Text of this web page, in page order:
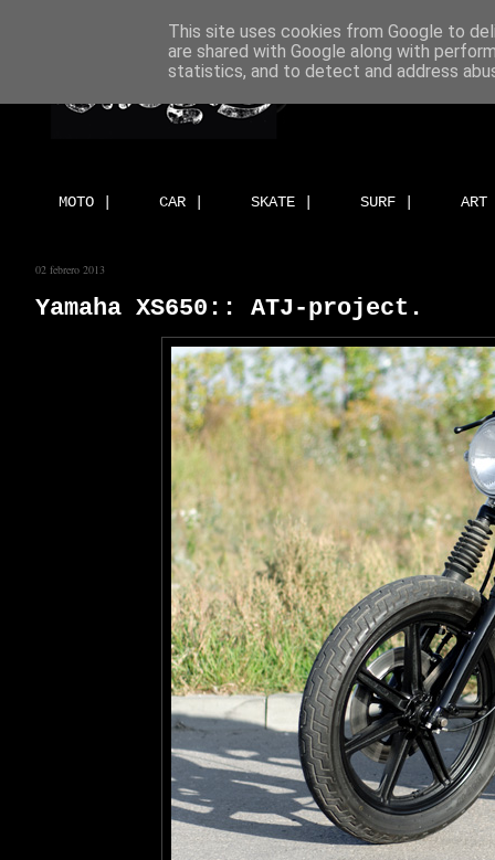
MOTO | CAR | SKATE | SURF |
02 febrero 2013
Yamaha XS650:: ATJ-project.
This site uses cookies from Google to
are shared with Google along with
statistics, and to detect and address